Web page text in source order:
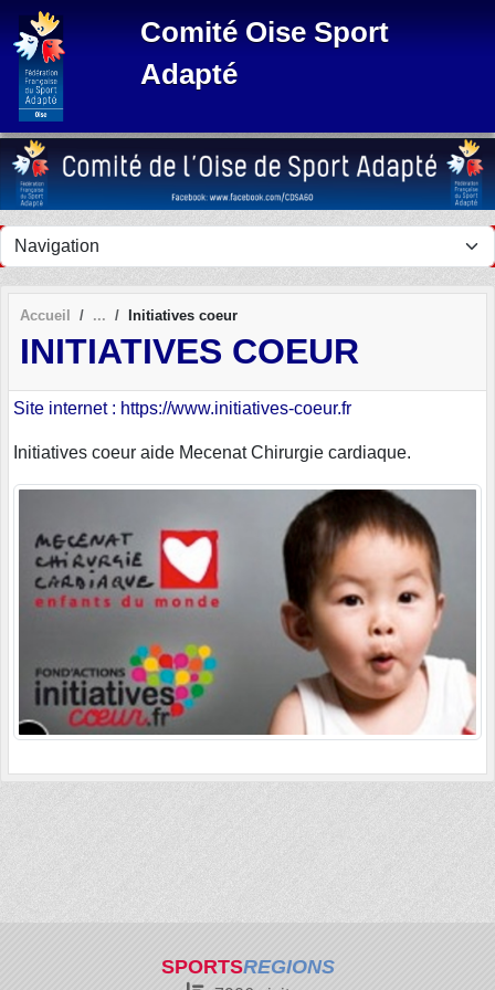
Comité Oise Sport
Adapté
Accueil Initiatives coeur
INITIATIVES COEUR
Site internet : https://www.initiatives-coeur.fr
Initiatives coeur aide Mecenat Chirurgie cardiaque.
SPORTSREGIONS
Panneau de gestion des cookies